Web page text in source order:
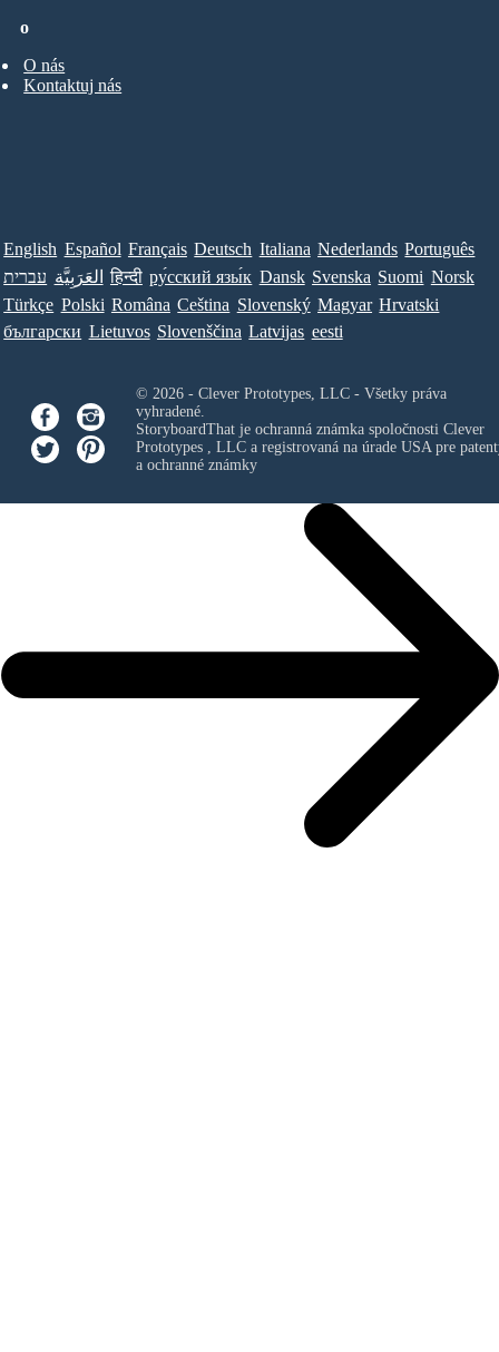
o
O nás
Kontaktuj nás
English Español Français Deutsch Italiana Nederlands Português
עברית العَرَبِيَّة हिन्दी ру́сский язы́к Dansk Svenska Suomi Norsk
Türkçe Polski Româna Ceština Slovenský Magyar Hrvatski
български Lietuvos Slovenščina Latvijas eesti
© 2026 - Clever Prototypes, LLC - Všetky práva
vyhradené.
StoryboardThat je ochranná známka spoločnosti Clever
Prototypes , LLCa registrovaná na úrade USA pre
a ochranné známky